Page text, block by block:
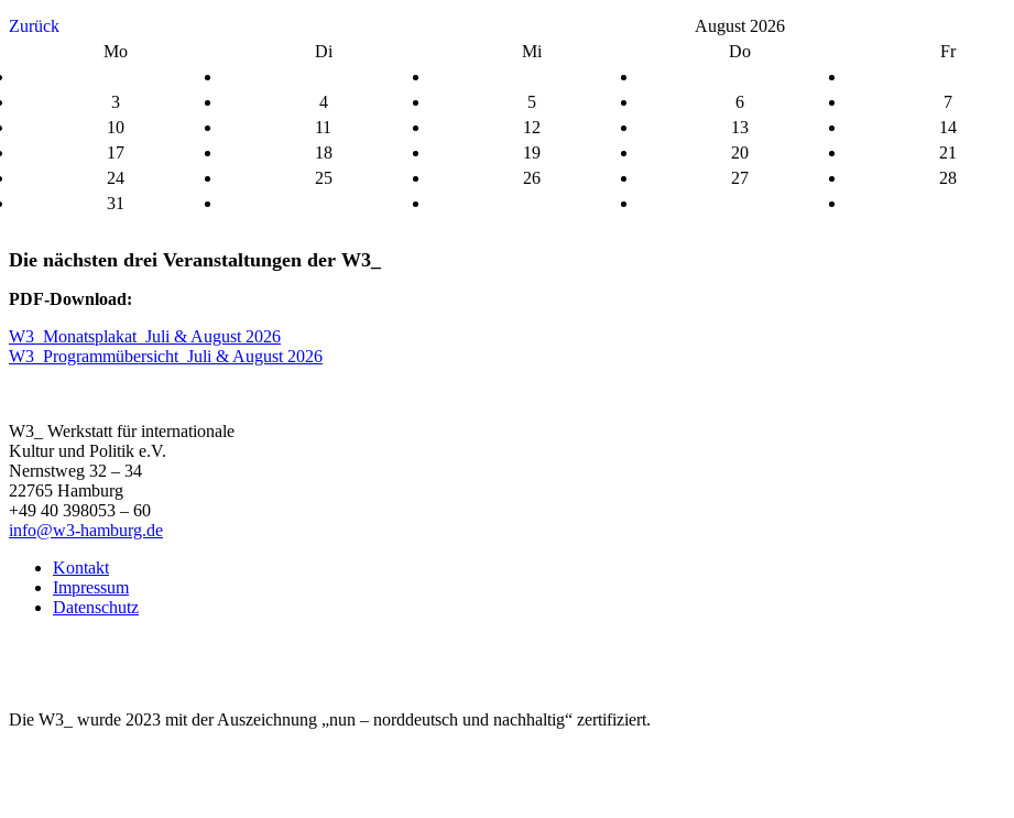
Zurück August 2026
Mo
Di Mi Do Fr
3
4 5 6 7
10
11 12 13 14
17
18 19 20 21
24
25 26 27 28
31
Die nächsten drei Veranstaltungen der W3_
PDF-Download:
W3_Monatsplakat_Juli & August 2026
W3_Programmübersicht_Juli & August 2026
W3_ Werkstatt für internationale
Kultur und Politik e.V.
Nernstweg 32 – 34
22765 Hamburg
+49 40 398053 – 60
info@w3-hamburg.de
Kontakt
Impressum
Datenschutz
Die W3_ wurde 2023 mit der Auszeichnung „nun – norddeutsch und nachhaltig“ zertifiziert.